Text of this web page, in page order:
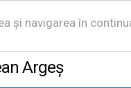
și navigarea în
Argeș